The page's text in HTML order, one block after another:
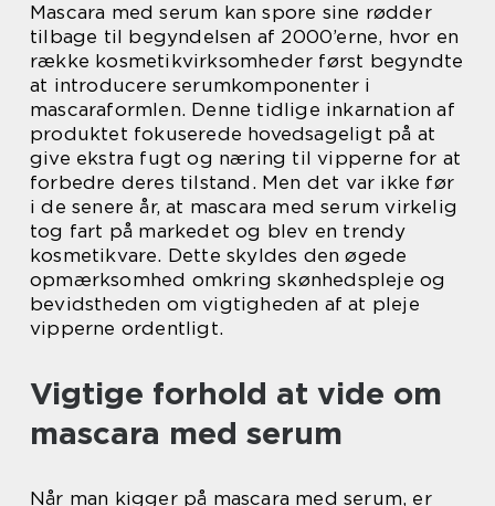
Mascara med serum kan spore sine rødder
tilbage til begyndelsen af 2000’erne, hvor en
række kosmetikvirksomheder først begyndte
at introducere serumkomponenter i
mascaraformlen. Denne tidlige inkarnation af
produktet fokuserede hovedsageligt på at
give ekstra fugt og næring til vipperne for at
forbedre deres tilstand. Men det var ikke før
i de senere år, at mascara med serum virkelig
tog fart på markedet og blev en trendy
kosmetikvare. Dette skyldes den øgede
opmærksomhed omkring skønhedspleje og
bevidstheden om vigtigheden af at pleje
vipperne ordentligt.
Vigtige forhold at vide om
mascara med serum
Når man kigger på mascara med serum, er